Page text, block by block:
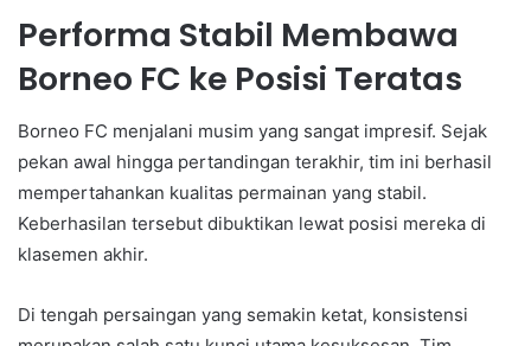
Performa Stabil Membawa
Borneo FC ke Posisi Teratas
Borneo FC menjalani musim yang sangat impresif. Sejak
pekan awal hingga pertandingan terakhir, tim ini berhasil
mempertahankan kualitas permainan yang stabil.
Keberhasilan tersebut dibuktikan lewat posisi mereka di
klasemen akhir.
Di tengah persaingan yang semakin ketat, konsistensi